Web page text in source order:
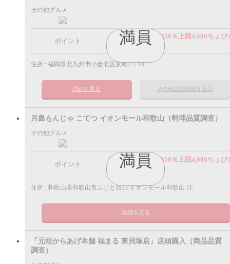
満員
その他グルメ
ポイント
謝礼： 飲食代金の50％上限4,000ちょび
イント
住所 : 福岡県北九州市小倉北区京町2-7-18
詳細を見る その他店舗情報を表示
満員
月島もんじゃ こてつ イオンモール和歌山（料理品質調査）
その他グルメ
ポイント
謝礼： 飲食代金の50％上限4,000ちょび
イント
住所 : 和歌山県和歌山市ふじと台23 イオンモール和歌山 1F
詳細を見る
「元祖からあげ本舗 福まる 東貝塚店」店頭購入（商品品質
調査）